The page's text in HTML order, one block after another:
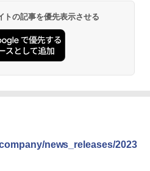
トの記事を優先表示させる
news_releases/2023